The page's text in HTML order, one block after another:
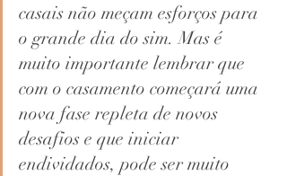
casais não meçam esforços para
o grande dia do sim. Mas é
muito importante lembrar que
com o casamento começará uma
nova fase repleta de novos
desafios e que iniciar
endividados, pode ser muito